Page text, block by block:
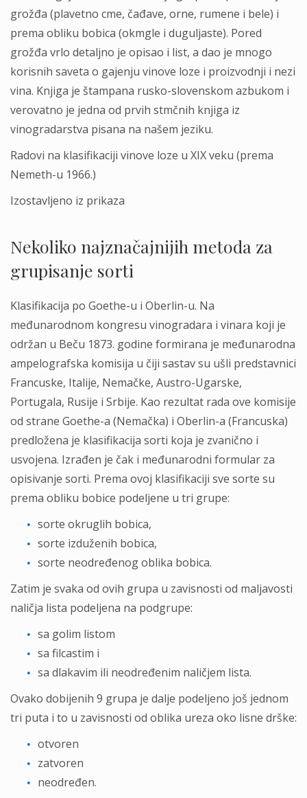
grožđa (plavetno cme, čađave, orne, rumene i bele) i
prema obliku bobica (okmgle i duguljaste). Pored
grožđa vrlo detaljno je opisao i list, a dao je mnogo
korisnih saveta o gajenju vinove loze i proizvodnji i nezi
vina. Knjiga je štampana rusko-slovenskom azbukom i
verovatno je jedna od prvih stmčnih knjiga iz
vinogradarstva pisana na našem jeziku.
Radovi na klasifikaciji vinove loze u XIX veku (prema
Nemeth-u 1966.)
Izostavljeno iz prikaza
Nekoliko najznačajnijih metoda za
grupisanje sorti
Klasifikacija po Goethe-u i Oberlin-u. Na
međunarodnom kongresu vinogradara i vinara koji je
održan u Beču 1873. godine formirana je međunarodna
ampelografska komisija u čiji sastav su ušli predstavnici
Francuske, Italije, Nemačke, Austro-Ugarske,
Portugala, Rusije i Srbije. Kao rezultat rada ove komisije
od strane Goethe-a (Nemačka) i Oberlin-a (Francuska)
predložena je klasifikacija sorti koja je zvanično i
usvojena. Izrađen je čak i međunarodni formular za
opisivanje sorti. Prema ovoj klasifikaciji sve sorte su
prema obliku bobice podeljene u tri grupe:
sorte okruglih bobica,
sorte izduženih bobica,
sorte neodređenog oblika bobica.
Zatim je svaka od ovih grupa u zavisnosti od maljavosti
naličja lista podeljena na podgrupe:
sa golim listom
sa filcastim i
sa dlakavim ili neodređenim naličjem lista.
Ovako dobijenih 9 grupa je dalje podeljeno još jednom
tri puta i to u zavisnosti od oblika ureza oko lisne drške:
otvoren
zatvoren
neodređen.